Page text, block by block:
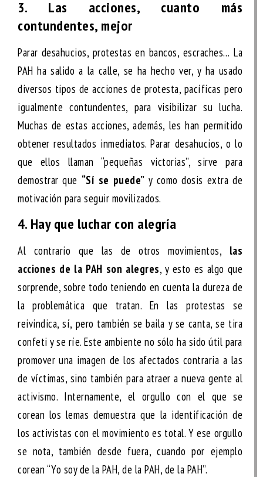
3. Las acciones, cuanto más
contundentes, mejor
Parar desahucios, protestas en bancos, escraches… La
PAH ha salido a la calle, se ha hecho ver, y ha usado
diversos tipos de acciones de protesta, pacíficas pero
igualmente contundentes, para visibilizar su lucha.
Muchas de estas acciones, además, les han permitido
obtener resultados inmediatos. Parar desahucios, o lo
que ellos llaman “pequeñas victorias”, sirve para
demostrar que “Sí se puede” y como dosis extra de
motivación para seguir movilizados.
4. Hay que luchar con alegría
Al contrario que las de otros movimientos, las
acciones de la PAH son alegres, y esto es algo que
sorprende, sobre todo teniendo en cuenta la dureza de
la problemática que tratan. En las protestas se
reivindica, sí, pero también se baila y se canta, se tira
confeti y se ríe. Este ambiente no sólo ha sido útil para
promover una imagen de los afectados contraria a las
de víctimas, sino también para atraer a nueva gente al
activismo. Internamente, el orgullo con el que se
corean los lemas demuestra que la identificación de
los activistas con el movimiento es total. Y ese orgullo
se nota, también desde fuera, cuando por ejemplo
corean “Yo soy de la PAH, de la PAH, de la PAH”.